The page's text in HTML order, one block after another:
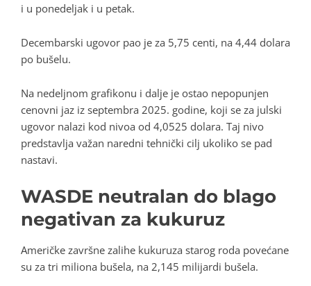
i u ponedeljak i u petak.
Decembarski ugovor pao je za 5,75 centi, na 4,44 dolara
po bušelu.
Na nedeljnom grafikonu i dalje je ostao nepopunjen
cenovni jaz iz septembra 2025. godine, koji se za julski
ugovor nalazi kod nivoa od 4,0525 dolara. Taj nivo
predstavlja važan naredni tehnički cilj ukoliko se pad
nastavi.
WASDE neutralan do blago
negativan za kukuruz
Američke završne zalihe kukuruza starog roda povećane
su za tri miliona bušela, na 2,145 milijardi bušela.